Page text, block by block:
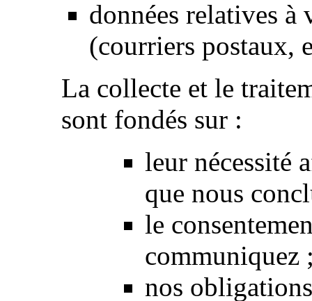
données relatives à
(courriers postaux,
La collecte et le
sont fondés sur :
leur nécessité
que nous
le
communiquez
nos